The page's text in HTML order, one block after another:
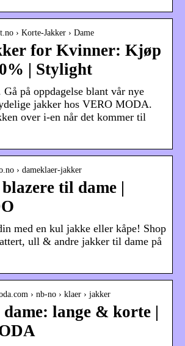
› Korte-Jakker › Dame
for Kvinner: Kjøp
| Stylight
på oppdagelse blant vår nye
jakker hos VERO MODA.
over i-en når det kommer til
› dameklaer-jakker
til dame |
med en kul jakke eller kåpe! Shop
ull & andre jakker til dame på
› nb-no › klaer › jakker
lange & korte |